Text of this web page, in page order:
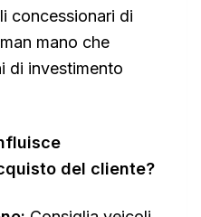
concessionari di
mano che
di investimento
del cliente?